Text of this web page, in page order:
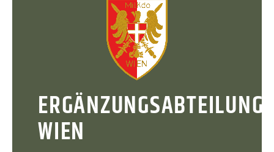
ERGÄNZUNGSABTEILUNG
WIEN